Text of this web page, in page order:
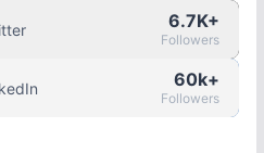
6.7K+
Followers
60k+
Followers